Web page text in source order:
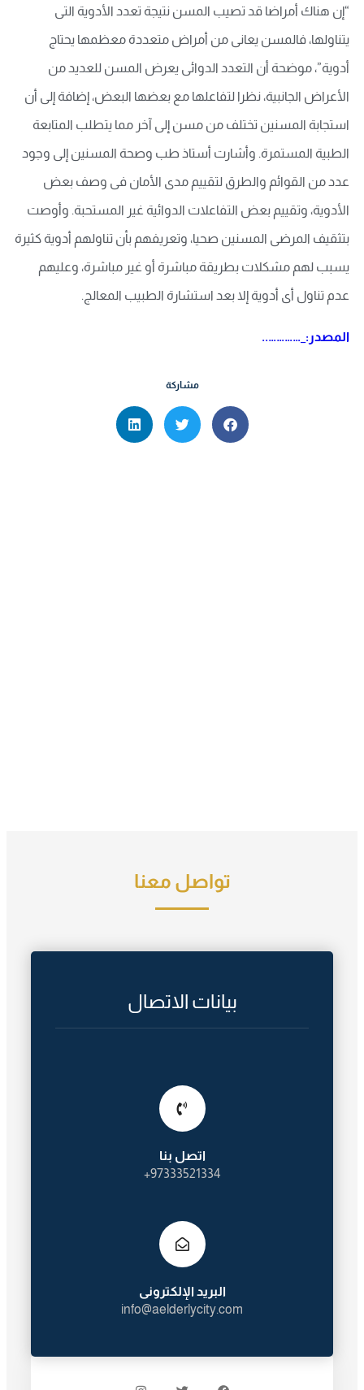
“إن هناك أمراضا قد تصيب المسن نتيجة تعدد الأدوية التى
يتناولها، فالمسن يعانى من أمراض متعددة معظمها يحتاج
أدوية”، موضحة أن التعدد الدوائى يعرض المسن للعديد من
الأعراض الجانبية، نظرا لتفاعلها مع بعضها البعض، إضافة إلى أن
استجابة المسنين تختلف من مسن إلى آخر مما يتطلب المتابعة
الطبية المستمرة. وأشارت أستاذ طب وصحة المسنين إلى وجود
عدد من القوائم والطرق لتقييم مدى الأمان فى وصف بعض
الأدوية، وتقييم بعض التفاعلات الدوائية غير المستحبة. وأوصت
بتثقيف المرضى المسنين صحيا، وتعريفهم بأن تناولهم أدوية كثيرة
يسبب لهم مشكلات بطريقة مباشرة أو غير مباشرة، وعليهم
عدم تناول أى أدوية إلا بعد استشارة الطبيب المعالج.
المصدر:_…………..
مشاركة
بيانات الاتصال
اتصل بنا
97333521334+
البريد الإلكترونى
info@aelderlycity.com
تواصل معنا